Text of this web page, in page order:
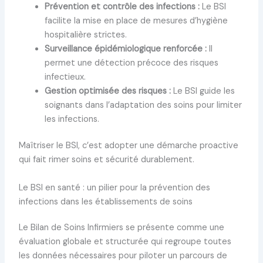
Prévention et contrôle des infections :Le BSI
facilite la mise en place de mesures d’hygiène
hospitalière strictes.
Surveillance épidémiologique renforcée :Il
permet une détection précoce des risques
infectieux.
Gestion optimisée des risques :Le BSI guide les
soignants dans l’adaptation des soins pour limiter
les infections.
Maîtriser le BSI, c’est adopter une démarche proactive
qui fait rimer soins et sécurité durablement.
Le BSI en santé : un pilier pour la prévention des
infections dans les établissements de soins
Le Bilan de Soins Infirmiers se présente comme une
évaluation globale et structurée qui regroupe toutes
les données nécessaires pour piloter un parcours de